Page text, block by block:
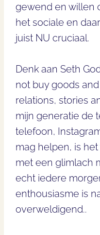
gewend en willen
het sociale en
juist NU cruciaal.
Denk aan Seth
not buy goods
relations, stories
mijn generatie de
telefoon,
mag helpen, is
met een glimlach
echt iedere
enthousiasme is
overweldigend..